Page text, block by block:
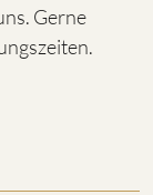
Gerne